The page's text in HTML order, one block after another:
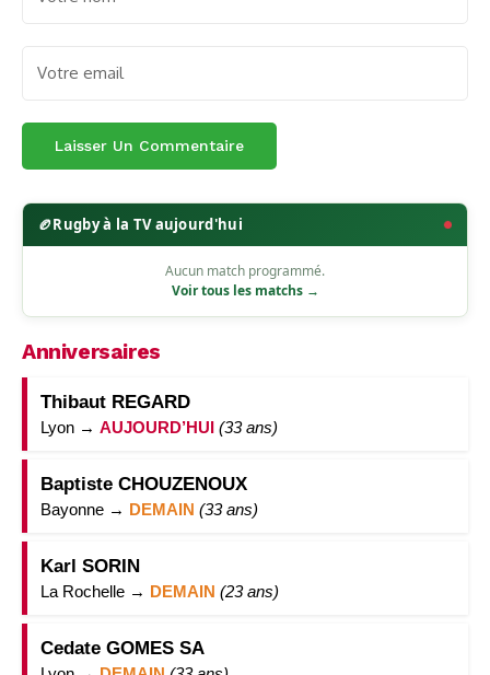
🏉Rugby à la TV aujourd'hui
Aucun match programmé.
Voir tous les matchs →
Anniversaires
Thibaut REGARD
Lyon → AUJOURD’HUI (33 ans)
Baptiste CHOUZENOUX
Bayonne → DEMAIN (33 ans)
Karl SORIN
La Rochelle → DEMAIN (23 ans)
Cedate GOMES SA